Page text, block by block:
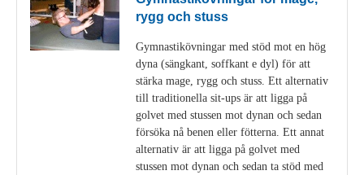
rygg och stuss
Gymnastikövningar med stöd mot en hög
dyna (sängkant, soffkant e dyl) för att
stärka mage, rygg och stuss. Ett alternativ
till traditionella sit-ups är att ligga på
golvet med stussen mot dynan och sedan
försöka nå benen eller fötterna. Ett annat
alternativ är att ligga på golvet med
stussen mot dynan och sedan ta stöd med